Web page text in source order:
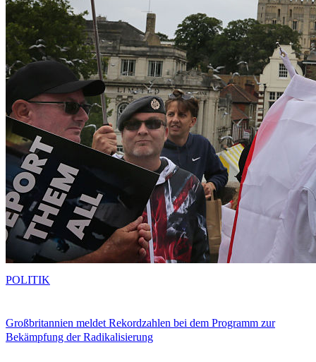
Großbritannien meldet Rekordzahlen bei dem Programm zur
Bekämpfung der Radikalisierung
POLITIK